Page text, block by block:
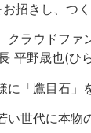
招きし、つ
クラウドフ
平野晟也(ひ
に「鷹目石」
い世代に本